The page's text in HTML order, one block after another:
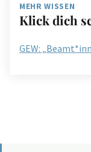
MEHR WISSEN
Klick dich
GEW: